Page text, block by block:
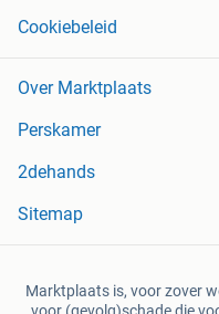
Cookiebeleid
Over Marktplaats
Perskamer
2dehands
Sitemap
Marktplaats is, voor zover